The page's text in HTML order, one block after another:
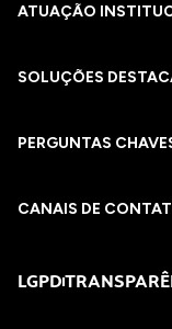
ATUAÇÃO
SOLUÇÕES
PERGUNTAS
CANAIS DE
LGPD